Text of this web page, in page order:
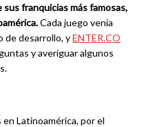
franquicias más famosas,
Cada juego venía
de desarrollo, yENTER.CO
y averiguar algunos
Latinoamérica, por el